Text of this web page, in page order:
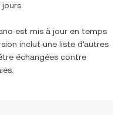
est mis à jour en temps
inclut une liste d’autres
échangées contre